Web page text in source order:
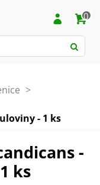
0
>
- 1 ks
-
ks